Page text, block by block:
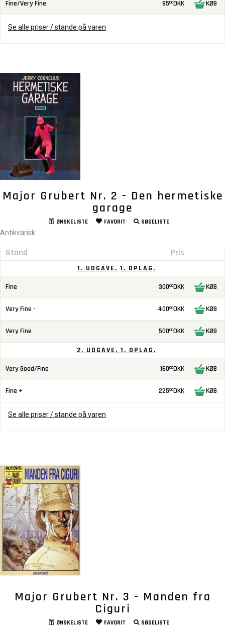
Fine/Very Fine 8500DKK KØB
Se alle priser / stande på varen
Major Grubert Nr. 2 - Den hermetiske
garage
ØNSKELISTE FAVORIT SØGELISTE
Antikvarisk
Stand Pris
1. UDGAVE, 1. OPLAG.
Fine 30000DKK KØB
Very Fine - 40000DKK KØB
Very Fine 50000DKK KØB
2. UDGAVE, 1. OPLAG.
Very Good/Fine 16000DKK KØB
Fine + 22500DKK KØB
Se alle priser / stande på varen
Major Grubert Nr. 3 - Manden fra
Ciguri
ØNSKELISTE FAVORIT SØGELISTE